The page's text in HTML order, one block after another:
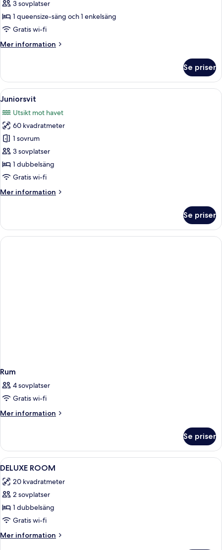
utsikt
mot
hamnen
Svit
Club
3 sovplatser
1 queensize-säng och 1 enkelsäng
Gratis wi-fi
Mer information
Mer
Club
Se priser
Öppna
alla
foton
för
Juniorsvit
Ett vardagsrum med röda soffor
8
Juniorsvit
Utsikt mot havet
60 kvadratmeter
1 sovrum
3 sovplatser
1 dubbelsäng
Gratis wi-fi
Mer information
Mer
Se priser
Rum
4 sovplatser
Gratis wi-fi
Mer information
Mer
Se priser
Öppna
alla
foton
för
DELUXE
ROOM
Ett hotellrum med en säng, en hatt,
3
DELUXE ROOM
20 kvadratmeter
2 sovplatser
1 dubbelsäng
Gratis wi-fi
Mer information
Mer